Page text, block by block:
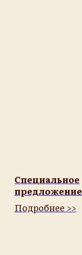
Специальное
предложение
Подробнее >>